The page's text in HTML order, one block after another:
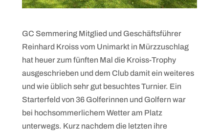
GC Semmering Mitglied und Geschäftsführer
Reinhard Kroiss vom Unimarkt in Mürzzuschlag
hat heuer zum fünften Mal die Kroiss-Trophy
ausgeschrieben und dem Club damit ein weiteres
und wie üblich sehr gut besuchtes Turnier. Ein
Starterfeld von 36 Golferinnen und Golfern war
bei hochsommerlichem Wetter am Platz
unterwegs. Kurz nachdem die letzten ihre